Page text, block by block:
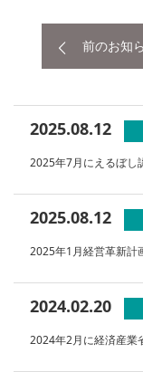
前のお知
2025.08.12
2025年7月にえるぼし
2025.08.12
2025年1月経営革新計
2024.02.20
2024年2月に経済産業